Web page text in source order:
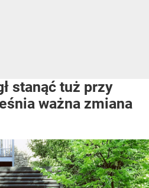
stanąć tuż przy
ważna zmiana